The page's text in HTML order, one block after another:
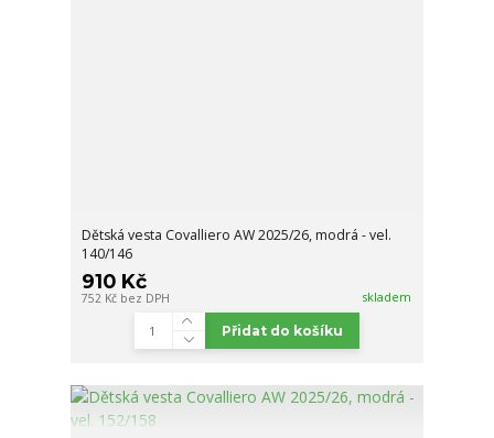
Dětská vesta Covalliero AW 2025/26, modrá - vel.
140/146
910 Kč
752 Kč bez DPH skladem
Přidat do košíku